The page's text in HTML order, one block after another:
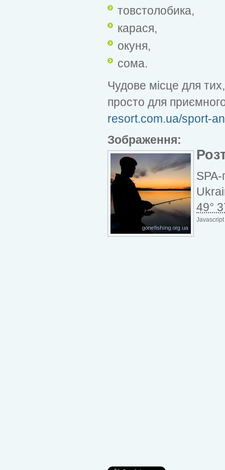
товстолобика,
карася,
окуня,
сома.
Чудове місце для
просто для
resort.com.ua/sport-
Зображення:
49°